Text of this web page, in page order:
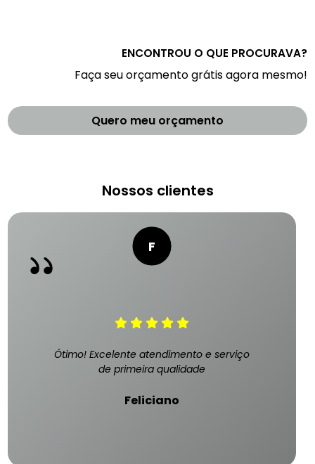
ENCONTROU O QUE PROCURAVA?
Faça seu orçamento grátis agora mesmo!
Quero meu orçamento
Nossos clientes
Ótimo! Excelente atendimento e serviço
de primeira qualidade
Feliciano